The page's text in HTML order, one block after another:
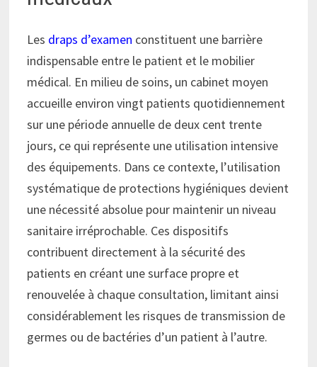
Les draps d’examen constituent une barrière
indispensable entre le patient et le mobilier
médical. En milieu de soins, un cabinet moyen
accueille environ vingt patients quotidiennement
sur une période annuelle de deux cent trente
jours, ce qui représente une utilisation intensive
des équipements. Dans ce contexte, l’utilisation
systématique de protections hygiéniques devient
une nécessité absolue pour maintenir un niveau
sanitaire irréprochable. Ces dispositifs
contribuent directement à la sécurité des
patients en créant une surface propre et
renouvelée à chaque consultation, limitant ainsi
considérablement les risques de transmission de
germes ou de bactéries d’un patient à l’autre.